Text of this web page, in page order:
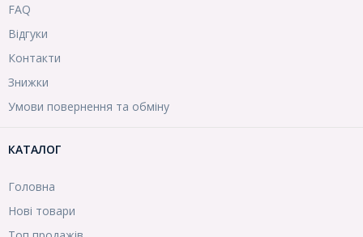
FAQ
Відгуки
Контакти
Знижки
Умови повернення та обміну
КАТАЛОГ
Головна
Нові товари